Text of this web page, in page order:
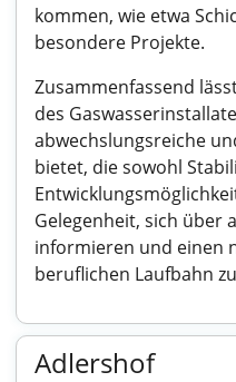
kommen, wie etwa
besondere Projekte.
Zusammenfassend
des
abwechslungsreiche
bietet, die sowohl
Gelegenheit, sich über
informieren und einen
beruflichen Laufbahn
Adlershof